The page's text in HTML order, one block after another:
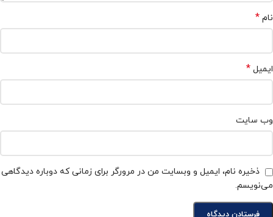
نام *
ایمیل *
وب‌ سایت
ذخیره نام، ایمیل و وبسایت من در مرورگر برای زمانی که دوباره دیدگاهی
می‌نویسم.